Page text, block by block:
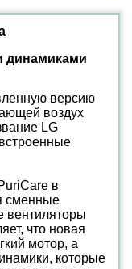
динамиками
версию
воздух
LG
в
сменные
вентиляторы
что новая
мотор, а
которые